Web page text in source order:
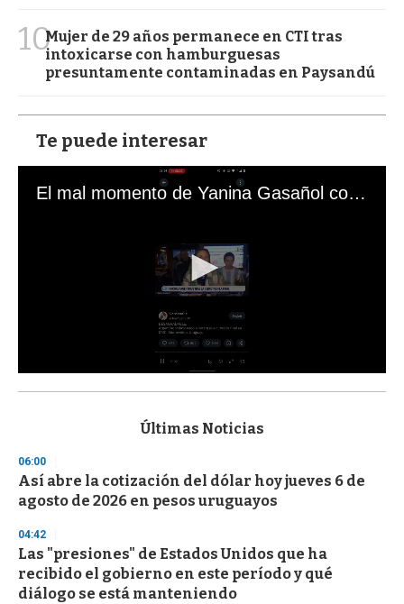
10Mujer de 29 años permanece en CTI tras
intoxicarse con hamburguesas
presuntamente contaminadas en Paysandú
Te puede interesar
El mal momento de Yanina Gasañol con un hincha argentino en "Subrayado"
s
d
s
o
f
3
s
c
o
Últimas Noticias
06:00
Así abre la cotización del dólar hoy jueves 6 de
agosto de 2026 en pesos uruguayos
04:42
Las "presiones" de Estados Unidos que ha
recibido el gobierno en este período y qué
diálogo se está manteniendo